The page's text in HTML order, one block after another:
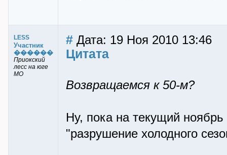
LESS
Участник
������
Приокский
лесс на юге
МО
# Дата: 19 Ноя 2010 13:46
Цитата
Возвращаемся к 50-м?
Ну, пока на текущий
"разрушение холодного